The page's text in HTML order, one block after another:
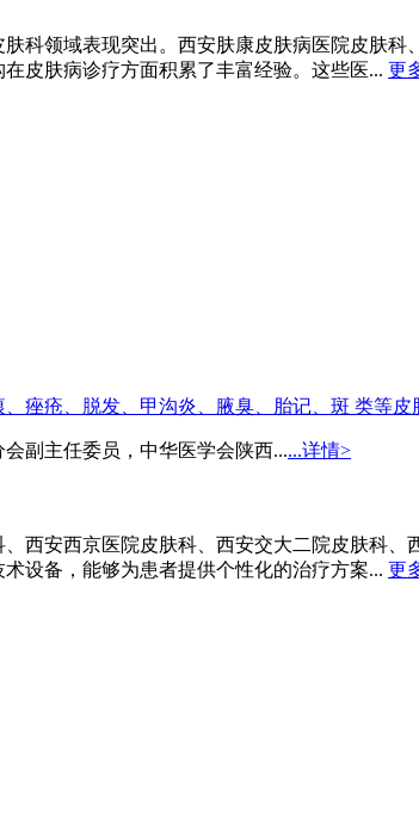
科领域表现突出。西安肤康皮肤病医院皮肤
皮肤病诊疗方面积累了丰富经验。这些医... 更
痤疮、脱发、甲沟炎、腋臭、胎记、斑 类等
副主任委员，中华医学会陕西......详情>
西安西京医院皮肤科、西安交大二院皮肤科
设备，能够为患者提供个性化的治疗方案... 更